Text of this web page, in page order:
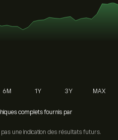
6M 1Y 3Y MAX
complets fournis par
une indication des résultats futurs.